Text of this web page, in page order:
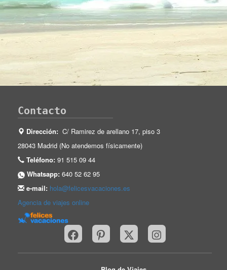
Contacto
Dirección: C/ Ramirez de arellano 17, piso 3
28043 Madrid (No atendemos físicamente)
Teléfono: 91 515 09 44
Whatsapp: 640 52 62 95
e-mail: hola@felicesvacaciones.es
Agencia de viajes online